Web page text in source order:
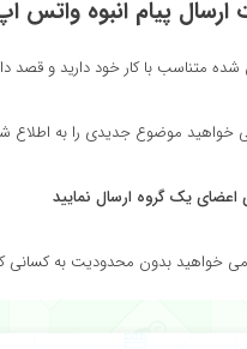
ارسال پیام انبوه
متناسب با کار خود دارید و قصد
خواهید موضوع جدیدی را به اطلاع
اعضای یک گروه ارسال نمایید
خواهید بدون محدودیت به کسانی